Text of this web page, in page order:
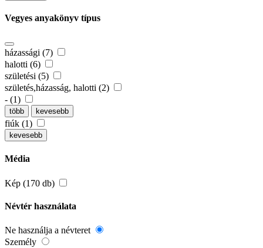
Vegyes anyakönyv típus
házassági (7)
halotti (6)
születési (5)
születés,házasság, halotti (2)
- (1)
több kevesebb
fiúk (1)
kevesebb
Média
Kép (170 db)
Névtér használata
Ne használja a névteret
Személy